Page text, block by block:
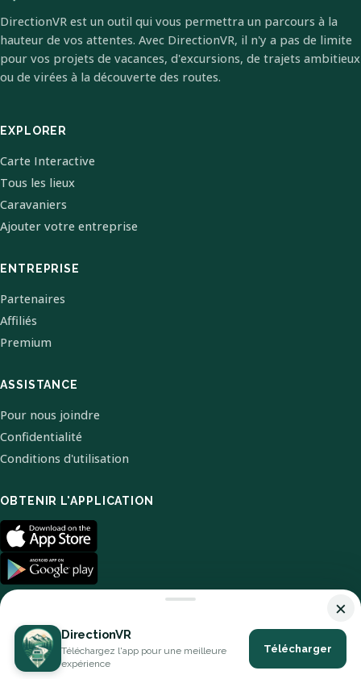
DirectionVR est un outil qui vous permettra un parcours à la
hauteur de vos attentes. Avec DirectionVR, il n'y a pas de limite
pour vos projets de vacances, d'excursions, de trajets ambitieux
ou de virées à la découverte des routes.
EXPLORER
Carte Interactive
Tous les lieux
Caravaniers
Ajouter votre entreprise
ENTREPRISE
Partenaires
Affiliés
Premium
ASSISTANCE
Pour nous joindre
Confidentialité
Conditions d'utilisation
OBTENIR L'APPLICATION
© 2026 DirectionVR. Tous droits réservés.
×
DirectionVR
Téléchargez l'app pour une meilleure
expérience
Télécharger